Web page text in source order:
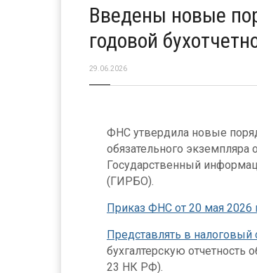
Введены новые
годовой
29.06.2026
ФНС утвердила новые
обязательного экземпляра
Государственный
(ГИРБО).
Приказ ФНС от 20 мая
Представлять в налоговый
бухгалтерскую отчетность
23 НК РФ).